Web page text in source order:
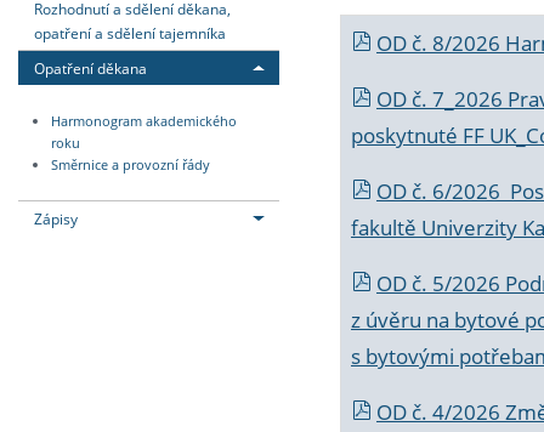
Rozhodnutí a sdělení děkana,
opatření a sdělení tajemníka
Opatření děkana
Harmonogram akademického
roku
Směrnice a provozní řády
Zápisy
OD č. 8/2026
OD č. 7_2026
poskytnuté FF
OD č. 6/2026
fakultě Univerzity
OD č. 5/2026
z úvěru na bytové
s bytovými
OD č. 4/2026